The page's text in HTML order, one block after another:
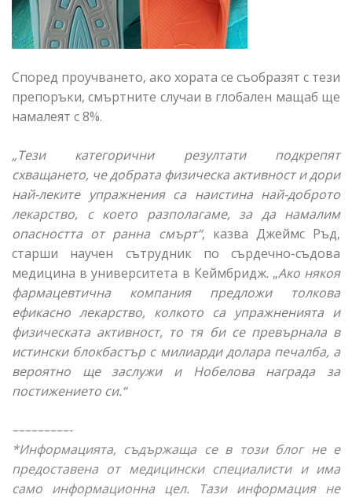
Според проучването, ако хората се съобразят с тези
препоръки, смъртните случаи в глобален мащаб ще
намалеят с 8%.
„Тези категорични резултати подкрепят
схващането, че добрата физическа активност и дори
най-леките упражнения са наистина най-доброто
лекарство, с което разполагаме, за да намалим
опасността от ранна смърт“, казва Джеймс Ръд,
старши научен сътрудник по сърдечно-съдова
медицина в университета в Кеймбридж. „Ако някоя
фармацевтична компания предложи толкова
ефикасно лекарство, колкото са упражненията и
физическата активност, то тя би се превърнала в
истински блокбастър с милиарди долара печалба, а
вероятно ще заслужи и Нобелова награда за
постижението си.“
–––––––––-
*Информацията, съдържаща се в този блог не е
предоставена от медицински специалисти и има
само информационна цел. Тази информация не